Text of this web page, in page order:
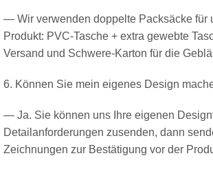
— Wir verwenden doppelte Packsäcke für
Produkt: PVC-Tasche + extra gewebte
Versand und Schwere-Karton für die
6. Können Sie mein eigenes Design
— Ja. Sie können uns Ihre eigenen
Detailanforderungen zusenden, dann
Zeichnungen zur Bestätigung vor der